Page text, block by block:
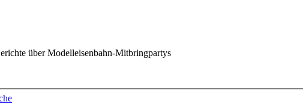
über Modelleisenbahn-Mitbringpartys